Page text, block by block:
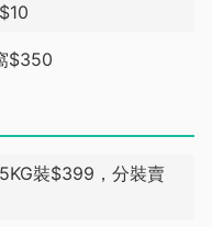
$350
裝$399，分裝賣